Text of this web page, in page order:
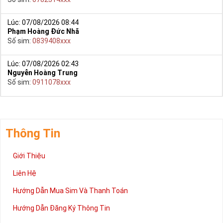
Ngoài ra cách đặt sim nhanh nhất là quý khách đã chọn
được Sim Càng Ngày Càng Phát sim đuôi 1668 gọi ngay
trực tiếp địa chỉ Cty để nhận sim.
Lúc: 07/08/2026 08:44
Phạm Hoàng Đức Nhã
Số sim: 0839408xxx
Lúc: 07/08/2026 02:43
Nguyễn Hoàng Trung
Số sim: 0911078xxx
Thông Tin
Giới Thiệu
Liên Hệ
Hướng Dẫn Mua Sim Và Thanh Toán
Hướng Dẫn Đăng Ký Thông Tin